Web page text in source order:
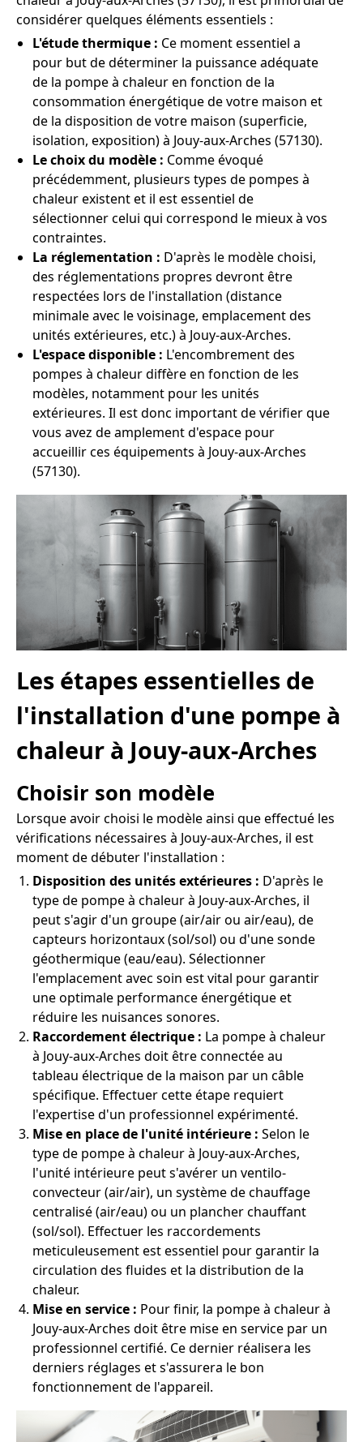
considérer quelques éléments essentiels :
L'étude thermique : Ce moment essentiel a
pour but de déterminer la puissance adéquate
de la pompe à chaleur en fonction de la
consommation énergétique de votre maison et
de la disposition de votre maison (superficie,
isolation, exposition) à Jouy-aux-Arches (57130).
Le choix du modèle : Comme évoqué
précédemment, plusieurs types de pompes à
chaleur existent et il est essentiel de
sélectionner celui qui correspond le mieux à vos
contraintes.
La réglementation : D'après le modèle choisi,
des réglementations propres devront être
respectées lors de l'installation (distance
minimale avec le voisinage, emplacement des
unités extérieures, etc.) à Jouy-aux-Arches.
L'espace disponible : L'encombrement des
pompes à chaleur diffère en fonction de les
modèles, notamment pour les unités
extérieures. Il est donc important de vérifier que
vous avez de amplement d'espace pour
accueillir ces équipements à Jouy-aux-Arches
(57130).
Les étapes essentielles de
l'installation d'une pompe à
chaleur à Jouy-aux-Arches
Choisir son modèle
Lorsque avoir choisi le modèle ainsi que effectué les
vérifications nécessaires à Jouy-aux-Arches, il est
moment de débuter l'installation :
Disposition des unités extérieures : D'après le
type de pompe à chaleur à Jouy-aux-Arches, il
peut s'agir d'un groupe (air/air ou air/eau), de
capteurs horizontaux (sol/sol) ou d'une sonde
géothermique (eau/eau). Sélectionner
l'emplacement avec soin est vital pour garantir
une optimale performance énergétique et
réduire les nuisances sonores.
Raccordement électrique : La pompe à chaleur
à Jouy-aux-Arches doit être connectée au
tableau électrique de la maison par un câble
spécifique. Effectuer cette étape requiert
l'expertise d'un professionnel expérimenté.
Mise en place de l'unité intérieure : Selon le
type de pompe à chaleur à Jouy-aux-Arches,
l'unité intérieure peut s'avérer un ventilo-
convecteur (air/air), un système de chauffage
centralisé (air/eau) ou un plancher chauffant
(sol/sol). Effectuer les raccordements
meticuleusement est essentiel pour garantir la
circulation des fluides et la distribution de la
chaleur.
Mise en service : Pour finir, la pompe à chaleur à
Jouy-aux-Arches doit être mise en service par un
professionnel certifié. Ce dernier réalisera les
derniers réglages et s'assurera le bon
fonctionnement de l'appareil.